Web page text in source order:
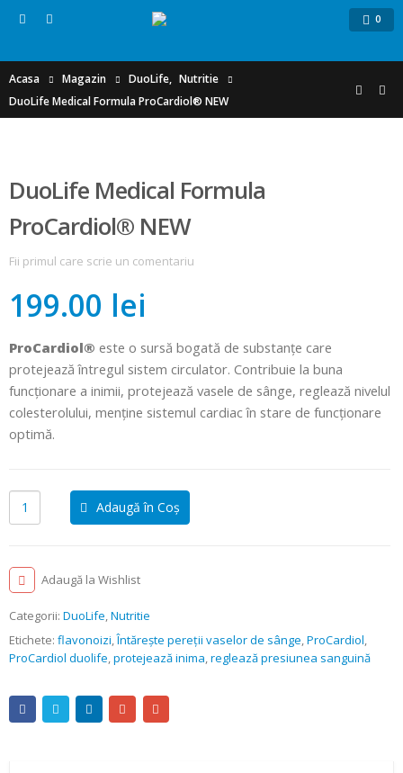
0
Acasa Magazin DuoLife, Nutritie
DuoLife Medical Formula ProCardiol® NEW
DuoLife Medical Formula
ProCardiol® NEW
Fii primul care scrie un comentariu
199.00 lei
ProCardiol® este o sursă bogată de substanțe care
protejează întregul sistem circulator. Contribuie la buna
funcționare a inimii, protejează vasele de sânge, reglează nivelul
colesterolului, menține sistemul cardiac în stare de funcționare
optimă.
Adaugă în Coș
Adaugă la Wishlist
Categorii: DuoLife,Nutritie
Etichete: flavonoizi,Întărește pereții vaselor de sânge,ProCardiol,
ProCardiol duolife,protejează inima,reglează presiunea sanguină